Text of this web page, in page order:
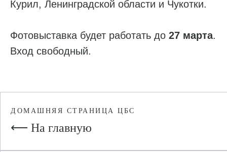
Курил, Ленинградской области и Чукотки.
Фотовыставка будет работать до 27 марта.
Вход свободный.
ДОМАШНЯЯ СТРАНИЦА ЦБС
⟵ На главную